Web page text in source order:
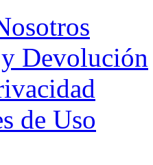
Devolución
de Uso